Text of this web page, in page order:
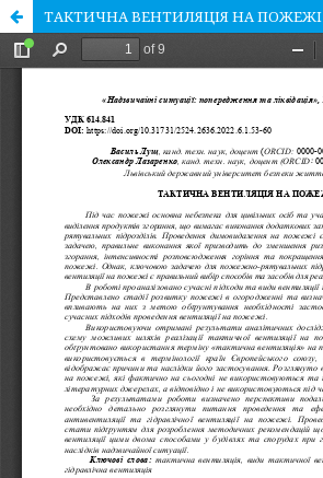
ТАКТИЧНА ВЕНТИЛЯЦІЯ НА ПОЖЕЖІ